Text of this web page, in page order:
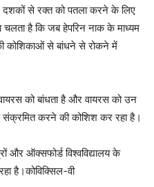
दशकों से रक्त को पतला करने के लिए
चलता है कि जब हेपरिन नाक के माध्यम
कोशिकाओं से बांधने से रोकने में
को बांधता है और वायरस को उन
करने की कोशिश कर रहा है।
और ऑक्सफोर्ड विश्वविद्यालय के
है।कोविक्सिल-वी